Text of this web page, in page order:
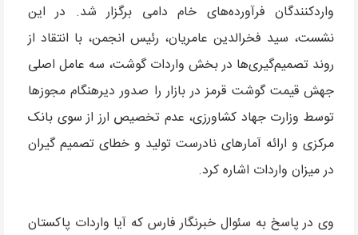
واردکنندگان فرآورده‌های خام دامی برگزار شد. در این
نشست، سید فخرالدین عامریان، رئیس انجمن، با انتقاد از
روند تصمیم‌گیری‌ها در بخش واردات گوشت، سه عامل اصلی
جهش قیمت گوشت قرمز در بازار را صدور دیرهنگام مجوزها
توسط وزارت جهاد کشاورزی، عدم تخصیص ارز از سوی بانک
مرکزی و ارائه آمارهای نادرست تولید و خطای تصمیم گیران
در میزان واردات اشاره کرد.
وی در پاسخ به سئوال خبرنگار فارس که آیا واردات پاکستان